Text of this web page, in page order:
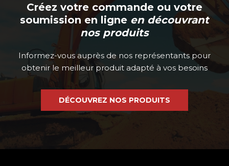
Créez votre commande ou votre
soumission en ligne en découvrant
nos produits
Informez-vous auprès de nos représentants pour
obtenir le meilleur produit adapté à vos besoins
DÉCOUVREZ NOS PRODUITS